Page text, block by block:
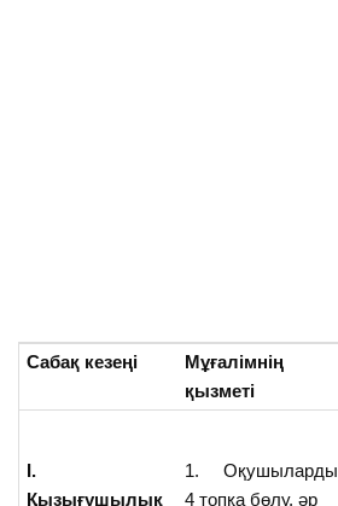
Сабақ кезеңі
Мұғалімнің
қызметі
І.
Қызығушылық
1. Оқушыларды
4 топқа бөлу, әр